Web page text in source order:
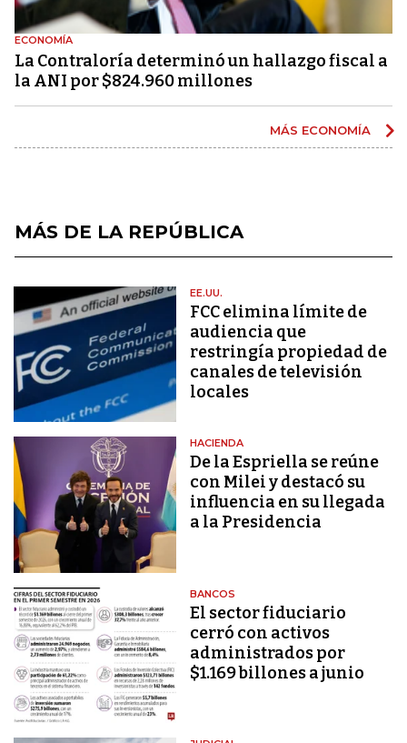
ECONOMÍA
La Contraloría determinó un hallazgo fiscal a
la ANI por $824.960 millones
MÁS ECONOMÍA
MÁS DE LA REPÚBLICA
EE.UU.
FCC elimina límite de
audiencia que
restringía propiedad de
canales de televisión
locales
HACIENDA
De la Espriella se reúne
con Milei y destacó su
influencia en su llegada
a la Presidencia
BANCOS
El sector fiduciario
cerró con activos
administrados por
$1.169 billones a junio